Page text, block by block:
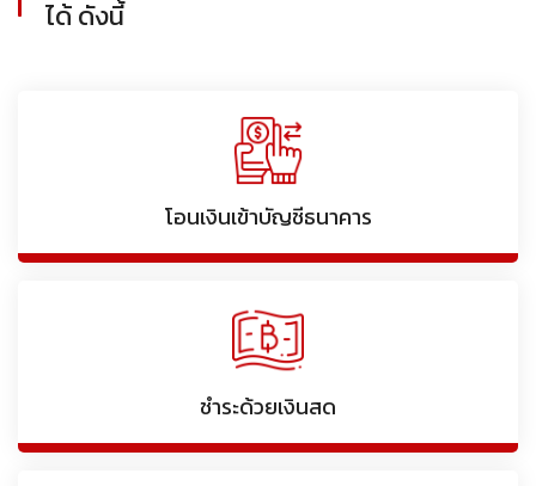
ได้ ดังนี้
โอนเงินเข้าบัญชีธนาคาร
ชำระด้วยเงินสด